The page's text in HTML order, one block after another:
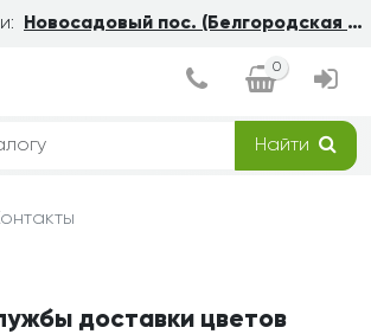
Новосадовый пос. (Белгородская обл.)
0
Найти
доставки цветов